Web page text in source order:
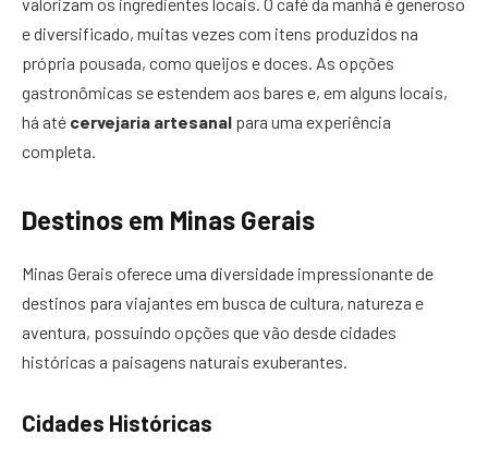
e diversificado, muitas vezes com itens produzidos na
própria pousada, como queijos e doces. As opções
gastronômicas se estendem aos bares e, em alguns locais,
há até cervejaria artesanal para uma experiência
completa.
Destinos em Minas Gerais
Minas Gerais oferece uma diversidade impressionante de
destinos para viajantes em busca de cultura, natureza e
aventura, possuindo opções que vão desde cidades
históricas a paisagens naturais exuberantes.
Cidades Históricas